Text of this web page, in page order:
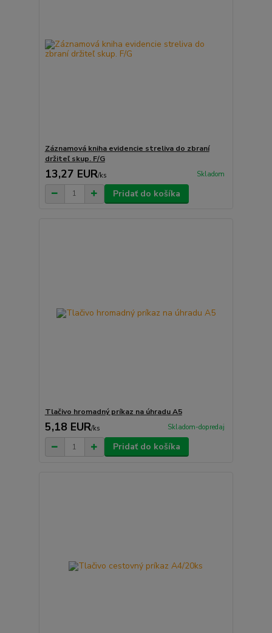
Záznamová kniha evidencie streliva do zbraní
držiteľ skup. F/G
13,27 EUR/ks Skladom
Pridať do košíka
Tlačivo hromadný príkaz na úhradu A5
5,18 EUR/ks Skladom-dopredaj
Pridať do košíka